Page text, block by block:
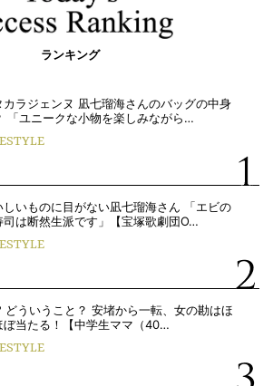
ランキング
カラジェンヌ 凪七瑠海さんのバッグの中身
「ユニークな小物を楽しみながら…
しいものに目がない凪七瑠海さん 「エビの
司は断然生派です」【宝塚歌劇団O…
どういうこと？ 安堵から一転、女の勘はほ
ぼ当たる！【中学生ママ（40…